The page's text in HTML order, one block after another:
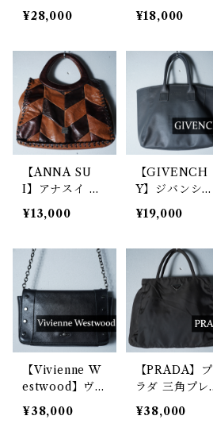
ィヴィアンウエ
ストウッド オ
ラコレザーバッ
グ pink
¥28,000
ィヴィアンウエ
ストウッド オ
マルチカラース
トライプボディ
バッグ brown
&blue
¥18,000
【ANNA SU
I】アナスイ ロ
ゴ入パッチワー
クレザーハンド
¥13,000
【GIVENCH
Y】ジバンシー
エンボス4Gロ
ゴレザートート
¥19,000
【Vivienne W
estwood】ヴ
ィヴィアンウエ
ストウッド オ
¥38,000
【PRADA】プ
ラダ 三角プレ
ートロゴナイロ
ンハンドバッグ
¥38,000